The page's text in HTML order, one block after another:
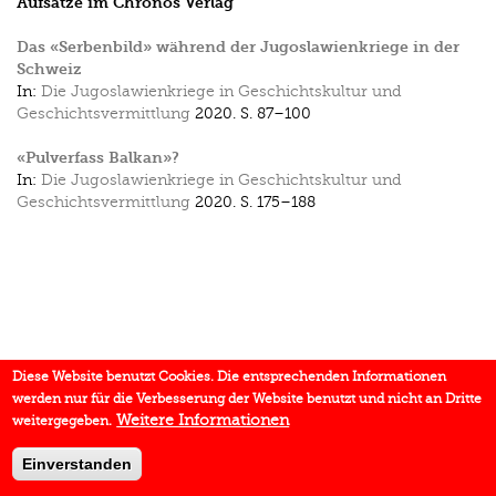
Das «Serbenbild» während der Jugo­slawienkriege in der
Schweiz
In: Die Jugoslawienkriege in Geschichtskultur und
Geschichtsvermittlung 2020. S. 87–100
«Pulverfass Balkan»?
In: Die Jugoslawienkriege in Geschichtskultur und
Geschichtsvermittlung 2020. S. 175–188
Diese Website benutzt Cookies. Die entsprechenden Informationen
werden nur für die Verbesserung der Website benutzt und nicht an Dritte
weitergegeben. Weitere Informationen
Einverstanden